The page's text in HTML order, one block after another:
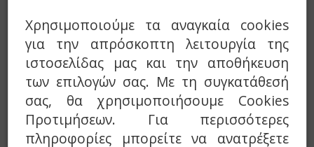
Νέος καυστήρας Low NOx με προθέρμανση
πετρελαίου εργοστασιακά ρυθμισμένος και έτοιμος για
χρήση biodiesel 20%
Ενσωματωμένη αντιστάθμιση
Ηλεκτρονικός Πίνακας Ελέγχου με Ελληνικό menu και
αναγνώριση βλαβών
Έλεγχος δύο κυκλοφορητών (θέρμανσης και ΖΝΧ)
Χρησιμοποιούμε τα αναγκαία cookies
για την απρόσκοπτη λειτουργία της
ιστοσελίδας μας και την αποθήκευση
των επιλογών σας. Με τη συγκατάθεσή
σας, θα χρησιμοποιήσουμε Cookies
Προτιμήσεων. Για περισσότερες
πληροφορίες μπορείτε να ανατρέξετε